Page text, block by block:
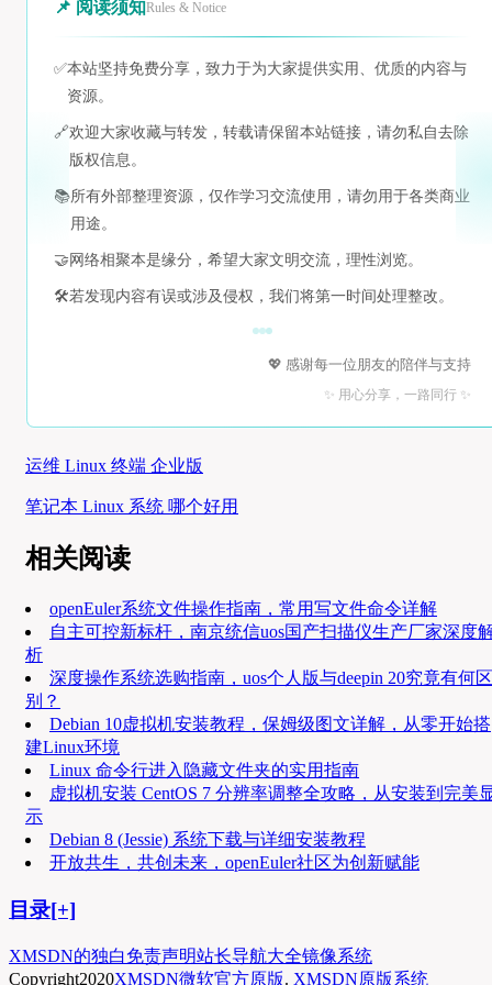
📌 阅读须知Rules & Notice
✅本站坚持免费分享，致力于为大家提供实用、优质的内容与
资源。
🔗欢迎大家收藏与转发，转载请保留本站链接，请勿私自去除
版权信息。
📚所有外部整理资源，仅作学习交流使用，请勿用于各类商业
用途。
🤝 网络相聚本是缘分，希望大家文明交流，理性浏览。
🛠️若发现内容有误或涉及侵权，我们将第一时间处理整改。
💖 感谢每一位朋友的陪伴与支持
✨ 用心分享，一路同行 ✨
运维 Linux 终端 企业版
笔记本 Linux 系统 哪个好用
相关阅读
openEuler系统文件操作指南，常用写文件命令详解
自主可控新标杆，南京统信uos国产扫描仪生产厂家深度
析
深度操作系统选购指南，uos个人版与deepin 20究竟有何区
别？
Debian 10虚拟机安装教程，保姆级图文详解，从零开始搭
建Linux环境
Linux 命令行进入隐藏文件夹的实用指南
虚拟机安装 CentOS 7 分辨率调整全攻略，从安装到完美
示
Debian 8 (Jessie) 系统下载与详细安装教程
开放共生，共创未来，openEuler社区为创新赋能
目录[+]
XMSDN的独白免责声明站长导航大全镜像系统
Copyright2020XMSDN微软官方原版. XMSDN原版系统